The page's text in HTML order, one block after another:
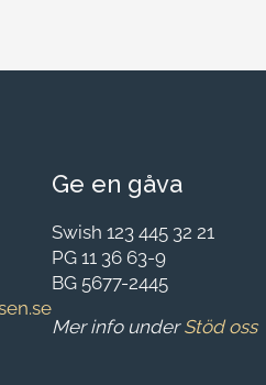
Ge en gåva
Swish 123 445 32 21
PG 11 36 63-9
BG 5677-2445
Mer info underStöd oss